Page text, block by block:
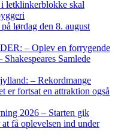
letklinkerblokke skal
lørdag den 8. august
– Oplev en forrygende
Samlede
– Rekordmange
er fortsat en attraktion også
2026 – Starten gik
få oplevelsen ind under